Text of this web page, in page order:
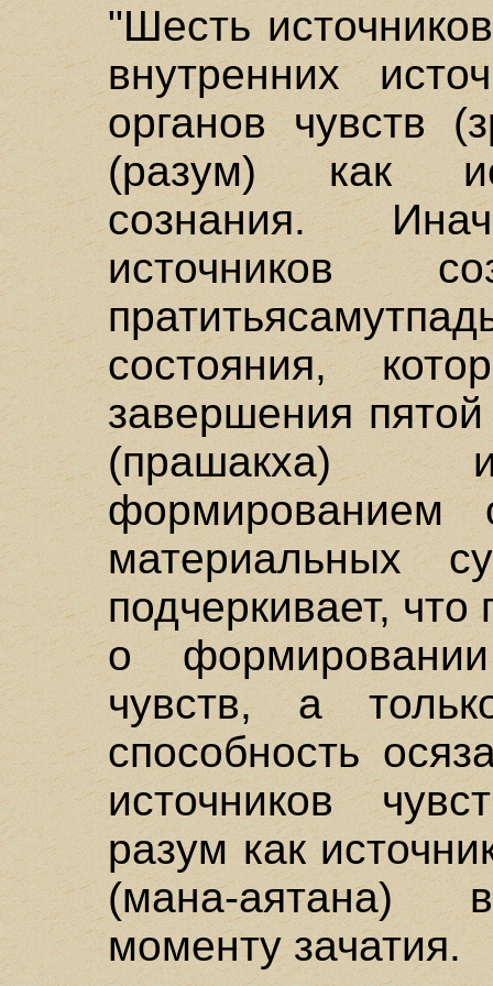
"Шесть
внутренних
органов чувств
(разум) как
сознания.
источников
состояния,
завершения
(прашакха) и
формированием
материальных
подчеркивает, что
о
чувств, а
способность
источников
разум как
(мана-аятана)
моменту зачатия.